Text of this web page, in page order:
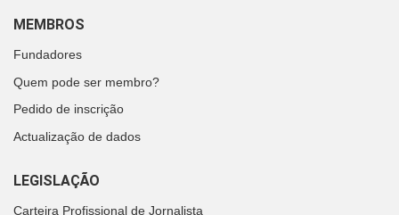
MEMBROS
Fundadores
Quem pode ser membro?
Pedido de inscrição
Actualização de dados
LEGISLAÇÃO
Carteira Profissional de Jornalista